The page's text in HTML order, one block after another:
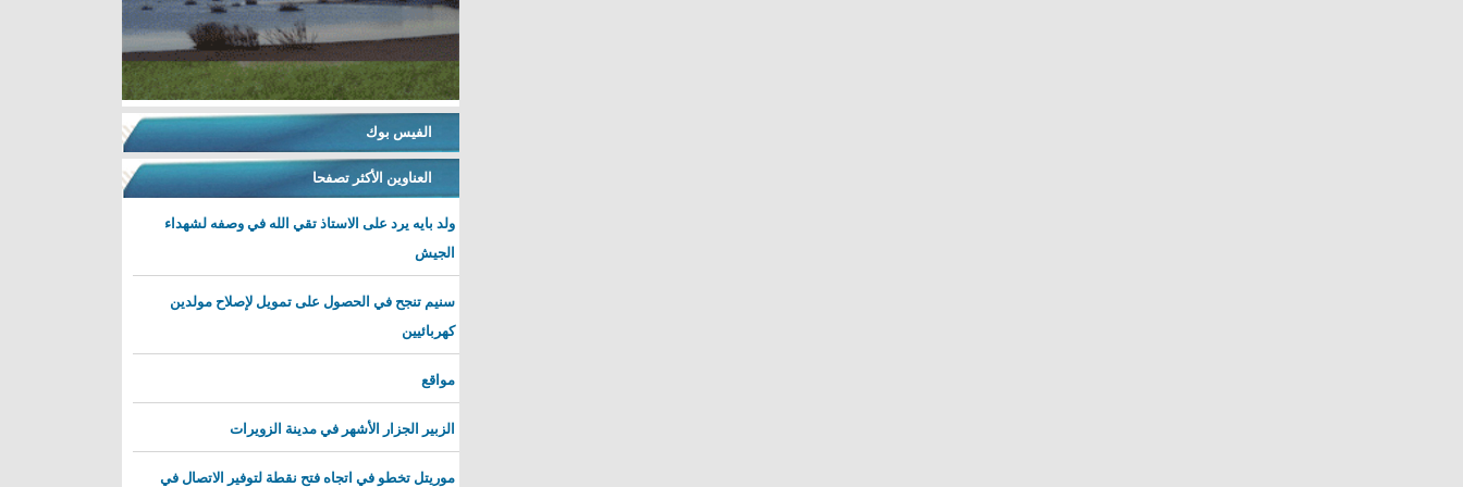
الفيس بوك
العناوين الأكثر تصفحا
ولد بايه يرد على الاستاذ تقي الله في وصفه لشهداء
الجيش
سنيم تنجح في الحصول على تمويل لإصلاح مولدين
كهربائيين
مواقع
الزبير الجزار الأشهر في مدينة الزويرات
موريتل تخطو في اتجاه فتح نقطة لتوفير الاتصال في